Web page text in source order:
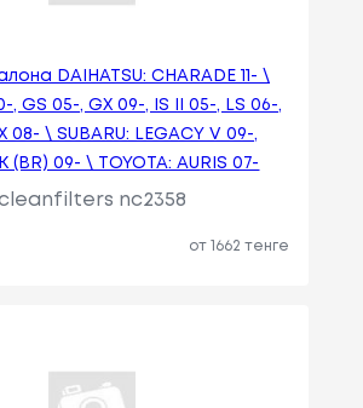
DAIHATSU: CHARADE 11- \
, GS 05-, GX 09-, IS II 05-, LS 06-,
08- \ SUBARU: LEGACY V 09-,
(BR) 09- \ TOYOTA: AURIS 07-
nc2358
от 1662 тенге